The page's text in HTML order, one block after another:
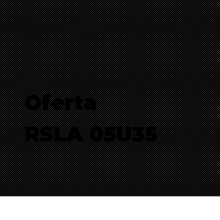
Oferta
RSLA 05U35